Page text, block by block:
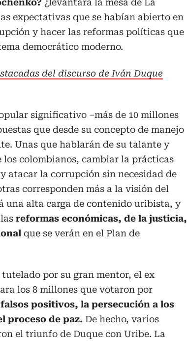
¿levantará la mesa de La
expectativas que se habían abierto en
y hacer las reformas políticas que
democrático moderno.
del discurso de Iván Duque
significativo –más de 10 millones
que desde su concepto de manejo
Unas que hablarán de su talante y
colombianos, cambiar la prácticas
atacar la corrupción sin necesidad de
corresponden más a la visión del
una alta carga de contenido uribista, y
reformas económicas, de la justicia,
que se verán en el Plan de
por su gran mentor, el ex
los 8 millones que votaron por
positivos, la persecución a los
proceso de paz. De hecho, varios
el triunfo de Duque con Uribe. La